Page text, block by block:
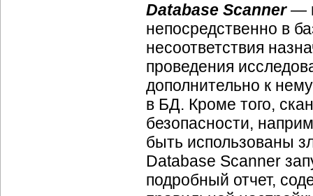
Database Scanner—
непосредственно в
несоответствия
проведения
дополнительно к
в БД. Кроме того,
безопасности,
быть использованы
Database Scanner
подробный отчет,